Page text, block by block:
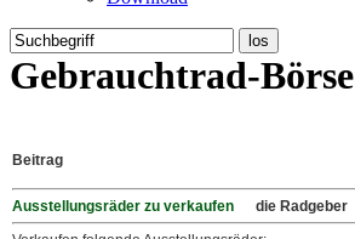
Gebrauchtrad-Börse
Beitrag
Ausstellungsräder zu verkaufen die Radgeber